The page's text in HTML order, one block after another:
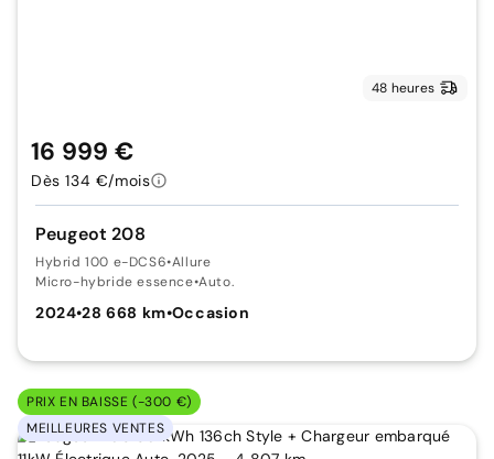
48 heures
Peugeot 208
Hybrid 100 e-DCS6•Allure
Micro-hybride essence•Auto.
2024•28 668 km•Occasion
16 999 €
Dès 134 €/mois
PRIX EN BAISSE (-300 €)
MEILLEURES VENTES